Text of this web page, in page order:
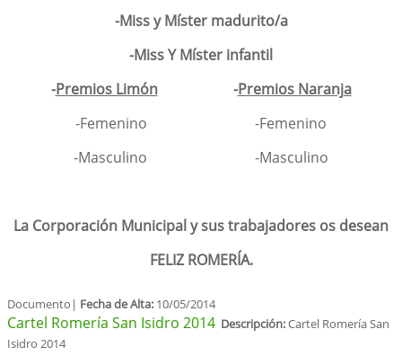
-Miss y Míster madurito/a
-Miss Y Míster infantil
-Premios Limón-Premios Naranja
-Femenino -Femenino
-Masculino -Masculino
La Corporación Municipal y sus trabajadores os desean
FELIZ ROMERÍA.
Documento| Fecha de Alta: 10/05/2014
Cartel Romería San Isidro 2014 Descripción:Cartel Romería San
Isidro 2014